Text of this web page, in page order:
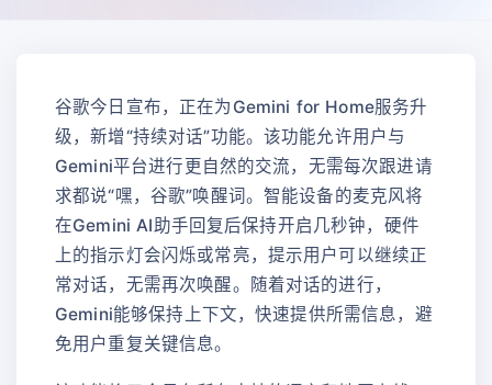
谷歌今日宣布，正在为Gemini for Home服务升
级，新增“持续对话”功能。该功能允许用户与
Gemini平台进行更自然的交流，无需每次跟进请
求都说“嘿，谷歌”唤醒词。智能设备的麦克风将
在Gemini AI助手回复后保持开启几秒钟，硬件
上的指示灯会闪烁或常亮，提示用户可以继续正
常对话，无需再次唤醒。随着对话的进行，
Gemini能够保持上下文，快速提供所需信息，避
免用户重复关键信息。